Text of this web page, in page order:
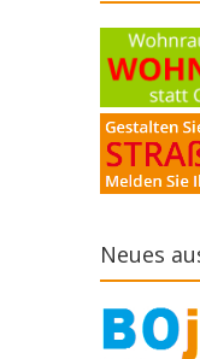
Neues